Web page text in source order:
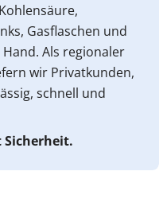
Gasflaschen und
Als regionaler
wir Privatkunden,
schnell und
Sicherheit.